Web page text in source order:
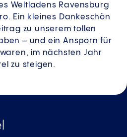
Weltladens Ravensburg
Ein kleines Dankeschön
zu unserem tollen
– und ein Ansporn für
im nächsten Jahr
zu steigen.